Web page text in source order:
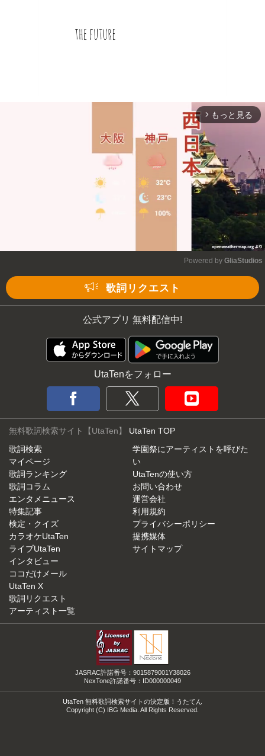
arrow_forward_ios もっと見る
Powered by GliaStudios
歌詞リクエスト
公式アプリ 無料配信中!
UtaTenをフォロー
無料歌詞検索サイト【UtaTen】 UtaTen TOP
歌詞検索
マイページ
歌詞ランキング
歌詞コラム
エンタメニュース
特集記事
検定・クイズ
カラオケUtaTen
ライブUtaTen
インタビュー
ココだけメール
UtaTen X
歌詞リクエスト
アーティスト一覧
学園祭にアーティストを呼びた
い
UtaTenの使い方
お問い合わせ
運営会社
利用規約
プライバシーポリシー
提携媒体
サイトマップ
JASRAC許諾番号：9015879001Y38026
NexTone許諾番号：ID000000049
UtaTen 無料歌詞検索サイトの決定版！うたてん
Copyright (C) IBG Media. All Rights Reserved.